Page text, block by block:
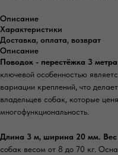
Описание
Характеристики
Доставка, оплата, возврат
Описание
Поводок - перестёжка 3
ключевой особенностью
вариации креплений, что
владельцев собак, которые
многофункциональность.
Длина 3 м, ширина 20 мм. Вес
собак весом от 8 до 70 кг.